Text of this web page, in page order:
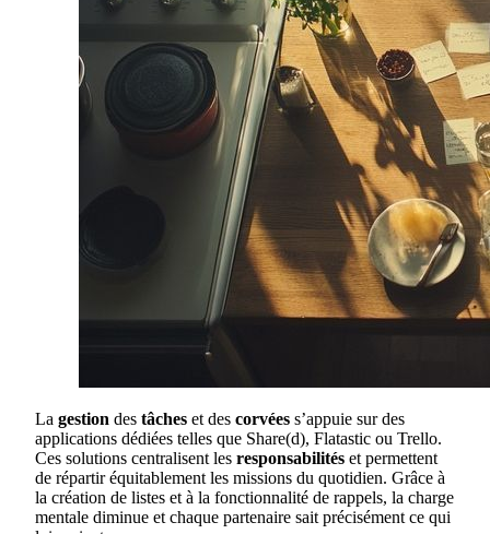
La gestion des tâches et des corvées s’appuie sur des
applications dédiées telles que Share(d), Flatastic ou Trello.
Ces solutions centralisent les responsabilités et permettent
de répartir équitablement les missions du quotidien. Grâce à
la création de listes et à la fonctionnalité de rappels, la charge
mentale diminue et chaque partenaire sait précisément ce qui